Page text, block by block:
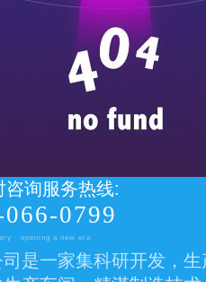
咨询服务热线:
0799
· opening a new era
是一家集科研开发，